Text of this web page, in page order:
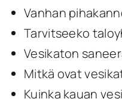
Vanhan
Tarvitseeko
Vesikaton
Mitkä ovat
Kuinka kauan